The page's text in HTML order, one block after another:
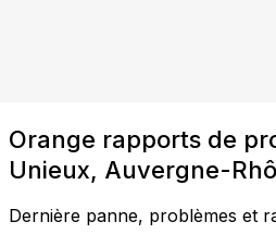
Orange rapports de
Unieux, Auvergne-
Dernière panne, problèmes et